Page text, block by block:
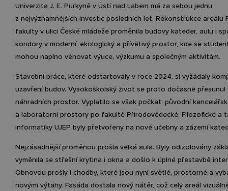
Univerzita J. E. Purkyně v Ústí nad Labem má za sebou jednu
z nejvýznamnějších investic posledních let. Rekonstrukce areálu
fakulty v ulici České mládeže proměnila budovy kateder, aulu i
koridory v moderní, ekologický a přívětivý prostor, kde se
mohou naplno věnovat výuce, výzkumu a společným aktivitám.
Stavební práce, které odstartovaly v roce 2024, si vyžádaly
uzavření budov. Vysokoškolský život se proto dočasně přesunul
náhradních prostor. Vyplatilo se však počkat: původní
a laboratorní prostory po fakultě Přírodovědecké, Filozofické a
informatiky UJEP byly přetvořeny na nové učebny a zázemí
Nejzásadnější proměnou prošla velká aula. Byly odizolovány
vyměnila se střešní krytina i okna a došlo k úplné přestavbě
Obnovou prošly i chodby, které jsou nyní světlé, prostorné a
novými výtahy. Fasáda dostala nový nátěr, což celý areál